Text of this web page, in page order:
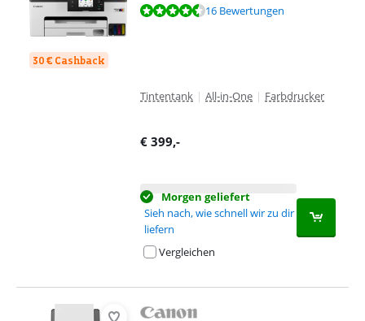
30 € Cashback
Bewertet mit 8,8 von 10, basierend auf 16 Bewertungen.
16 Bewertungen
Tintentank | All-in-One | Farbdrucker
€ 399,-
Morgen geliefert
Sieh nach, wie schnell wir zu dir
liefern
Vergleichen